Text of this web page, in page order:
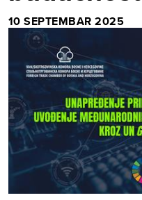
10 SEPTEMBAR 2025